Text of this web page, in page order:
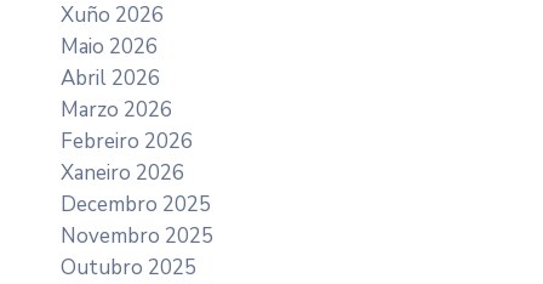
Xuño 2026
Maio 2026
Abril 2026
Marzo 2026
Febreiro 2026
Xaneiro 2026
Decembro 2025
Novembro 2025
Outubro 2025